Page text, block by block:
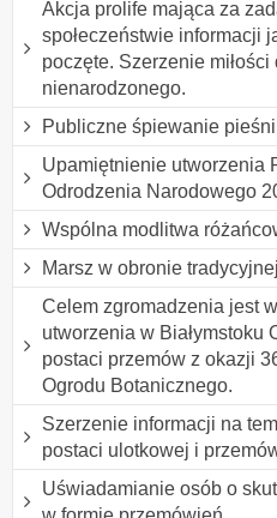
Akcja prolife mająca za
społeczeństwie informacji
poczęte. Szerzenie
nienarodzonego.
Publiczne śpiewanie
Upamiętnienie utworzenia
Odrodzenia Narodowego
Wspólna modlitwa
Marsz w obronie
Celem zgromadzenia jest
utworzenia w Białymstoku
postaci przemów z okazji
Ogrodu Botanicznego.
Szerzenie informacji na
postaci ulotkowej i
Uświadamianie osób o